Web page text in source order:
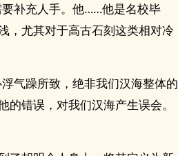
补充人手。他……他是名校毕
，尤其对于高古石刻这类相对冷
气躁所致，绝非我们汉海整体的
错误，对我们汉海产生误会。